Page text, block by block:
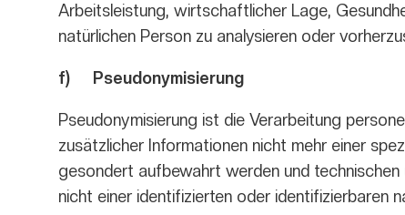
Arbeitsleistung, wirtschaftlicher Lage,
natürlichen Person zu analysieren oder
f) Pseudonymisierung
Pseudonymisierung ist die Verarbeitung
zusätzlicher Informationen nicht mehr einer
gesondert aufbewahrt werden und
nicht einer identifizierten oder identifizierbaren